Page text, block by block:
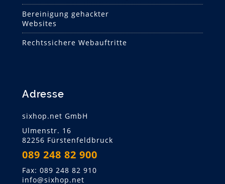
Bereinigung gehackter
Websites
Rechtssichere Webauftritte
Adresse
sixhop.net GmbH
Ulmenstr. 16
82256 Fürstenfeldbruck
089 248 82 900
Fax: 089 248 82 910
info@sixhop.net